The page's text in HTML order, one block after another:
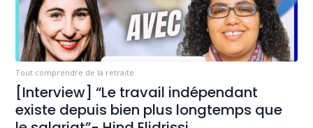
Tout comprendre de la retraite
[Interview] “Le travail indépendant
existe depuis bien plus longtemps que